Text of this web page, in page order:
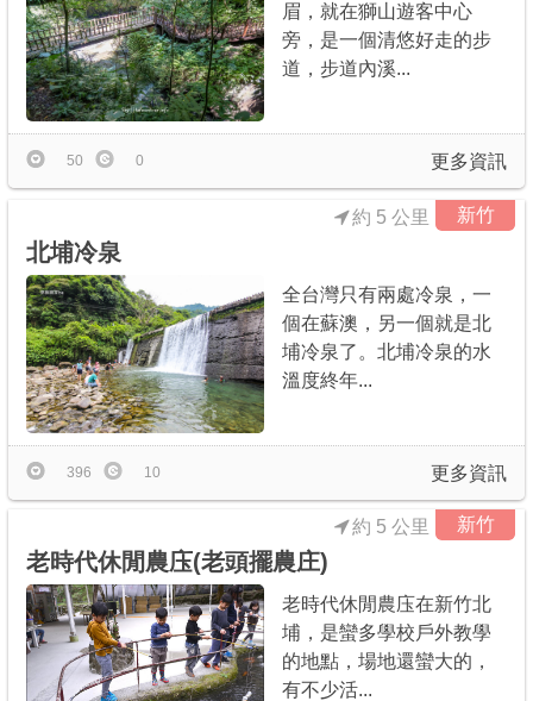
眉，就在獅山遊客中心
旁，是一個清悠好走的步
道，步道內溪...
更多資訊
50 0
新竹
北埔冷泉
約 5 公里
全台灣只有兩處冷泉，一
個在蘇澳，另一個就是北
埔冷泉了。北埔冷泉的水
溫度終年...
更多資訊
396 10
新竹
老時代休閒農庒(老頭擺農庄)
約 5 公里
老時代休閒農庒在新竹北
埔，是蠻多學校戶外教學
的地點，場地還蠻大的，
有不少活...